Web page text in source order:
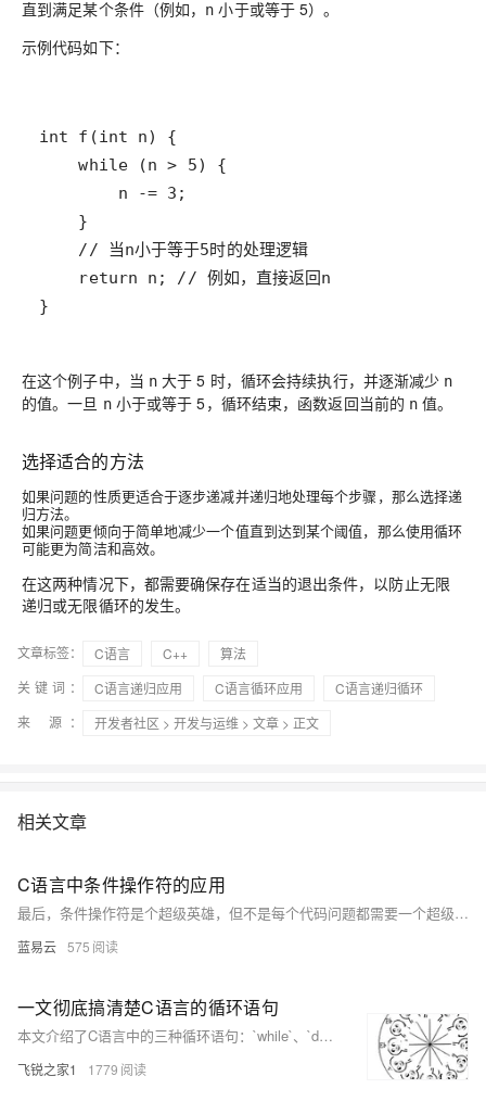
直到满足某个条件（例如， n 小于或等于 5）。
示例代码如下：
}
在这个例子中，当 n 大于 5 时，循环会持续执行，并逐渐减少 n
的值。一旦 n小于或等于 5，循环结束，函数返回当前的 n 值。
选择适合的方法
如果问题的性质更适合于逐步递减并递归地处理每个步骤，那么选择递
归方法。
如果问题更倾向于简单地减少一个值直到达到某个阈值，那么使用循环
可能更为简洁和高效。
在这两种情况下，都需要确保存在适当的退出条件，以防止无限
递归或无限循环的发生。
文章标签： C语言 C++
算法
关键词：
C语言递归应用 C语言循环应用
C语言递归循环
来 源：
开发者社区 > 开发与运维 > 文章 > 正文
相关文章
C语言中条件操作符的应用
最后，条件操作符是个超级英雄，但不是每个代码问题都需要一个超级英雄来解决。一定要在适当的时候适度的使用它，那么它将成为你的编程工具箱中的一件强力工具。
蓝易云 575
一文彻底搞清楚C语言的循环语句
本文介绍了C语言中的三种循环语句：`while`、`do-while`和`for`，并详细解释了它们的语法格式、执行流程及应用场景。此外，还讲解了循环控制语句`break`和`continue`的使用方法。希望这些内容能帮助你在编程道路上不断进步，共同成长！
飞锐之家1 1779